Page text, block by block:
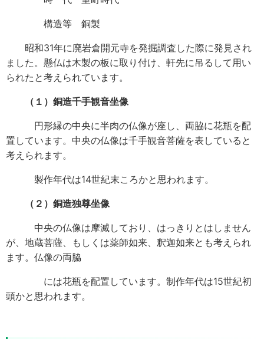
構造等 銅製
昭和31年に廃岩倉開元寺を発掘調査した際に発見され
ました。懸仏は木製の板に取り付け、軒先に吊るして用い
られたと考えられています。
（１）銅造千手観音坐像
円形縁の中央に半肉の仏像が座し、両脇に花瓶を配
置しています。中央の仏像は千手観音菩薩を表していると
考えられます。
製作年代は14世紀末ころかと思われます。
（２）銅造独尊坐像
中央の仏像は摩滅しており、はっきりとはしません
が、地蔵菩薩、もしくは薬師如来、釈迦如来とも考えられ
ます。仏像の両脇
には花瓶を配置しています。制作年代は15世紀初
頭かと思われます。